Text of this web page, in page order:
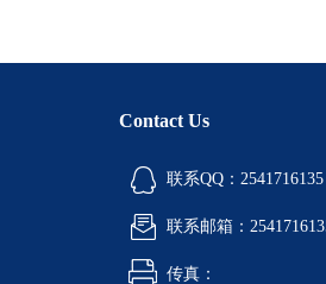
Contact Us
联系QQ：2541716135
联系邮箱：
传真：